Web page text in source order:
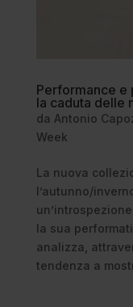
Performance e
la caduta delle
da Antonio
Week
La nuova
l’autunno/
la sua
analizza,
tendenza a